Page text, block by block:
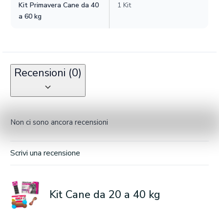
Kit Primavera Cane da 40
a 60 kg
1 Kit
Recensioni (0)
Non ci sono ancora recensioni
Scrivi una recensione
Kit Cane da 20 a 40 kg